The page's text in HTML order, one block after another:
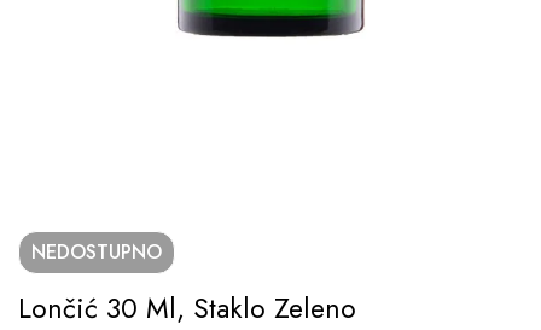
NEDOSTUPNO
Lončić 30 Ml, Staklo Zeleno